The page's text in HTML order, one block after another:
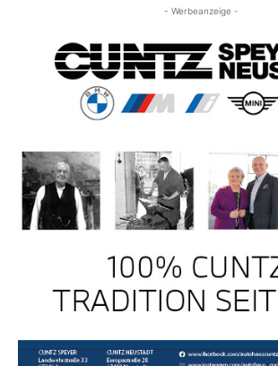
- Werbeanzeige -